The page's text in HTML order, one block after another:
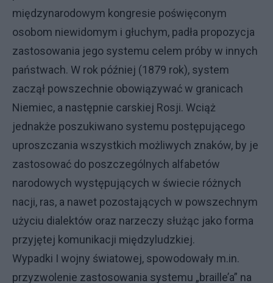
międzynarodowym kongresie poświęconym
osobom niewidomym i głuchym, padła propozycja
zastosowania jego systemu celem próby w innych
państwach. W rok później (1879 rok), system
zaczął powszechnie obowiązywać w granicach
Niemiec, a następnie carskiej Rosji. Wciąż
jednakże poszukiwano systemu postępującego
uproszczania wszystkich możliwych znaków, by je
zastosować do poszczególnych alfabetów
narodowych występujących w świecie różnych
nacji, ras, a nawet pozostających w powszechnym
użyciu dialektów oraz narzeczy służąc jako forma
przyjętej komunikacji międzyludzkiej.
Wypadki I wojny światowej, spowodowały m.in.
przyzwolenie zastosowania systemu „braille’a” na